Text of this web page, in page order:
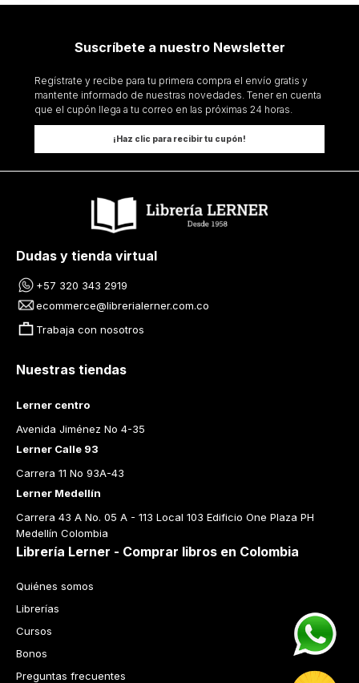
Suscríbete a nuestro Newsletter
Regístrate y recibe para tu primera compra el envío gratis y
mantente informado de nuestras novedades. Tener en cuenta
que el cupón llega a tu correo en las próximas 24 horas.
¡Haz clic para recibir tu cupón!
Dudas y tienda virtual
+57 320 343 2919
ecommerce@librerialerner.com.co
Trabaja con nosotros
Nuestras tiendas
Lerner centro
Avenida Jiménez No 4-35
Lerner Calle 93
Carrera 11 No 93A-43
Lerner Medellín
Carrera 43 A No. 05 A - 113 Local 103 Edificio One Plaza PH
Medellín Colombia
Librería Lerner - Comprar libros en Colombia
Quiénes somos
Librerías
Cursos
Bonos
Preguntas frecuentes